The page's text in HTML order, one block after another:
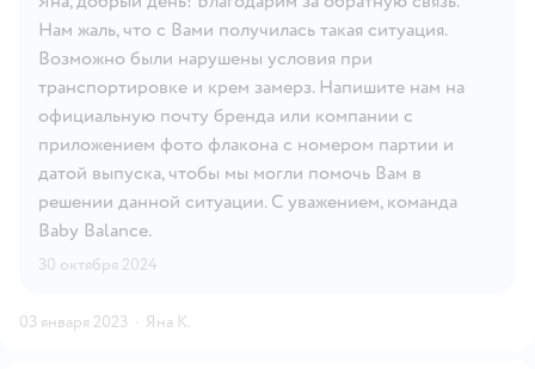
Нам жаль, что с Вами получилась такая ситуация.
Возможно были нарушены условия при
транспортировке и крем замерз. Напишите нам на
официальную почту бренда или компании с
приложением фото флакона с номером партии и
датой выпуска, чтобы мы могли помочь Вам в
решении данной ситуации. С уважением, команда
Baby Balance.
30 октября 2024
03 января 2023 · Яна К.